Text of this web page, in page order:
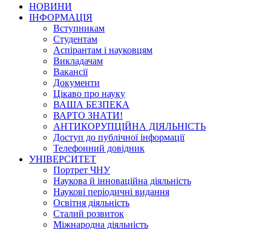
НОВИНИ
ІНФОРМАЦІЯ
Вступникам
Студентам
Аспірантам і науковцям
Викладачам
Вакансії
Документи
Цікаво про науку
ВАША БЕЗПЕКА
ВАРТО ЗНАТИ!
АНТИКОРУПЦІЙНА ДІЯЛЬНІСТЬ
Доступ до публічної інформації
Телефонний довідник
УНІВЕРСИТЕТ
Портрет ЧНУ
Наукова й інноваційна діяльність
Наукові періодичні видання
Освітня діяльність
Сталий розвиток
Міжнародна діяльність